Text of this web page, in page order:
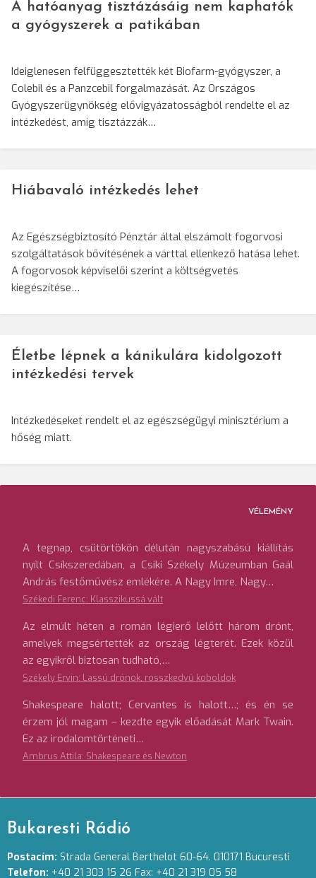
A hatóanyag tisztázásáig nem kaphatók
a gyógyszerek a patikában
Ideiglenesen felfüggesztették két Biofarm-gyógyszer, a
Colebil és a Panzcebil forgalmazását. Az Országos
Gyógyszerügynökség elővigyázatosságból rendelte el az
intézkedést, amíg tisztázzák…
Hiábavaló intézkedés lehet
Az Egészségbiztosító Pénztár által elszámolt fogorvosi
szolgáltatások bővítésének a várttal ellenkező hatása lehet.
A fogorvosok képviselői szerint a költségvetés
kiegészítése…
Életbe lépnek a kánikulára kidolgozott
intézkedési tervek
Intézkedéseket rendelt el az egészségügyi minisztérium a
hőség miatt.
VÉLEMÉNY
A tegnap, csütörtökön délután nagyszabású kiállítás
nyílt Csíkszeredában, a Csíki Székely Múzeumban Gaál
András festőművész emlékére. A Nagy Imre, Nagy…
Székedi Ferenc: Klasszikussá vált
Az elmúlt héten a román légierő lelőtt három drónt,
amelyek megsértették az ország légterét. Ezek közül
az egyikről biztosan tudható,…
Székely Ervin: Lassú drónok, rosszkedvű koboldok
Shakespeare halott; Cervantes is halott…; és én se
érzem jól magam – kezdte egyik előadását Mark Twain.
Ez az irodalomtörténeti…
Ambrus Attila: Shakespeare és Newton
Bukaresti Rádió
Postacím: Strada General Berthelot 60-64. 010171 Bucuresti
Telefon: +40 21 303 15 26 Fax: +40 21 319 05 58